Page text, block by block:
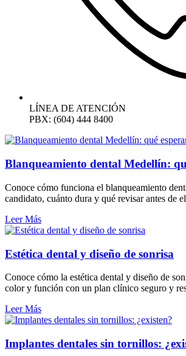
LÍNEA DE ATENCIÓN
PBX: (604) 444 8400
Blanqueamiento dental Medellín:
Conoce cómo funciona el blanqueamiento
candidato, cuánto dura y qué revisar antes de
Leer Más
Estética dental y diseño de sonrisa
Conoce cómo la estética dental y diseño de
color y función con un plan clínico seguro y
Leer Más
Implantes dentales sin tornillos: